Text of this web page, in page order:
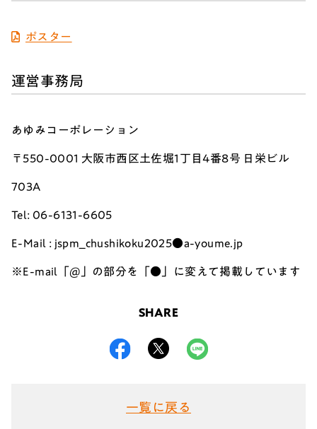
ポスター
運営事務局
あゆみコーポレーション
〒550-0001 大阪市西区土佐堀1丁目4番8号 日栄ビル
703A
Tel: 06-6131-6605
E-Mail : jspm_chushikoku2025●a-youme.jp
※E-mail「@」の部分を「●」に変えて掲載しています
SHARE
一覧に戻る